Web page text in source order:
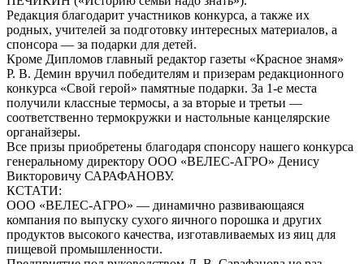
Редакция благодарит участников конкурса, а также их
родных, учителей за подготовку интересных материалов, а
спонсора — за подарки для детей.
Кроме Дипломов главный редактор газеты «Красное знамя»
Р. В. Демин вручил победителям и призерам редакционного
конкурса «Свой герой» памятные подарки. За 1-е места
получили классные термосы, а за вторые и третьи —
соответственно термокружки и настольные канцелярские
органайзеры.
Все призы приобретены благодаря спонсору нашего конкурса
генеральному директору ООО «ВЕЛЕС-АГРО» Денису
Викторовичу САРАФАНОВУ.
КСТАТИ:
ООО «ВЕЛЕС-АГРО» — динамично развивающаяся
компания по выпуску сухого яичного порошка и других
продуктов высокого качества, изготавливаемых из яиц для
пищевой промышленности.